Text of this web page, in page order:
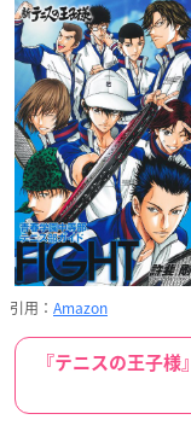
引用： Amazon
『テニスの王子様